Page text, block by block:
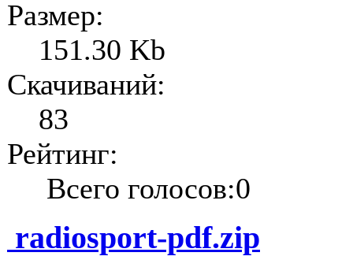
Размер:
151.30 Kb
Скачиваний:
83
Рейтинг:
Всего голосов:0
radiosport-pdf.zip